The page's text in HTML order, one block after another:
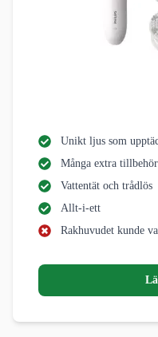
Unikt ljus som
Många extra tillbehör
Vattentät och trådlös
Allt-i-ett
Rakhuvudet kunde